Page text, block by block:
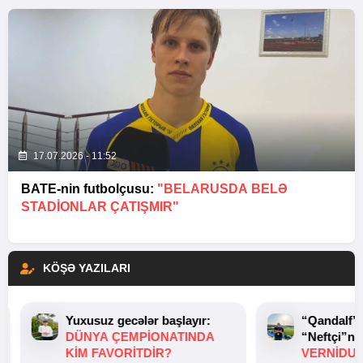
17.07.2026 - 11:52
BATE-nin futbolçusu: "BELARUSDA BELƏ
STADIONLAR ÇATIŞMIR"
KÖŞƏ YAZILARI
Yuxusuz gecələr başlayır:
DÜNYA ÇEMPIONATINDA
KIM FAVORITDIR?